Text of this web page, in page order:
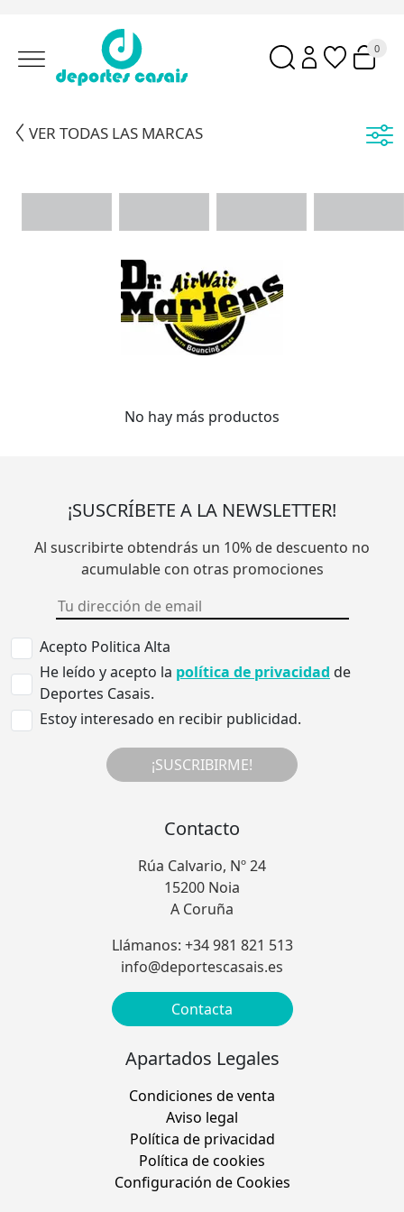
0
VER TODAS LAS MARCAS
No hay más productos
¡SUSCRÍBETE A LA NEWSLETTER!
Al suscribirte obtendrás un 10% de descuento no
acumulable con otras promociones
Acepto Politica Alta
He leído y acepto la política de privacidad de
Deportes Casais.
Estoy interesado en recibir publicidad.
¡SUSCRIBIRME!
Contacto
Rúa Calvario, Nº 24
15200 Noia
A Coruña
Llámanos: +34 981 821 513
info@deportescasais.es
Contacta
Apartados Legales
Condiciones de venta
Aviso legal
Política de privacidad
Política de cookies
Configuración de Cookies